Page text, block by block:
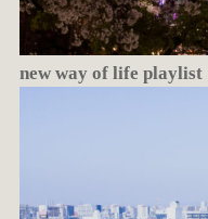
new way of life playlist